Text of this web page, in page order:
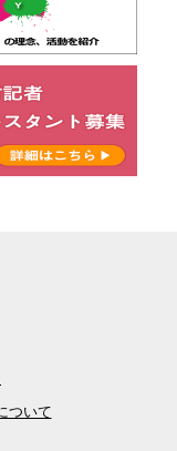
ついて